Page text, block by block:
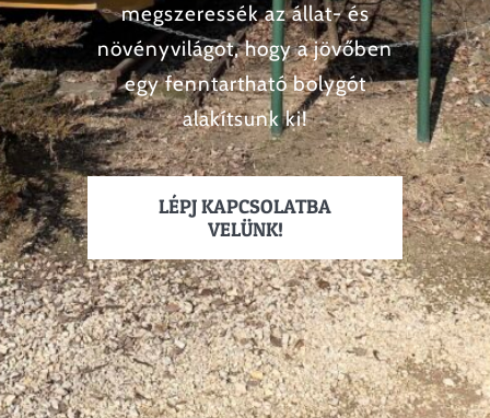
megszeressék az állat- és
növényvilágot, hogy a jövőben
egy fenntartható bolygót
alakítsunk ki!
LÉPJ KAPCSOLATBA
VELÜNK!